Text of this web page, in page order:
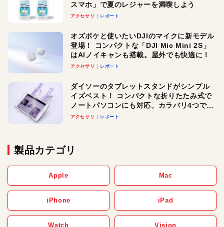
スマホ」で夏のレジャーを満喫しよう
アクセサリ レポート
オズポケと使いたいDJIのマイクに新モデル
登場！ コンパクトな「DJI Mic Mini 2S」
はAIノイキャンも搭載。屋外でも快適に！
アクセサリ レポート
ダイソーのタブレットスタンドがシンプル
イズベスト！ コンパクトな折りたたみ式で
ノートパソコンにも対応。カラバリ4つで選
べる楽しさも
アクセサリ レポート
製品カテゴリ
Apple Mac
iPhone iPad
Watch Vision